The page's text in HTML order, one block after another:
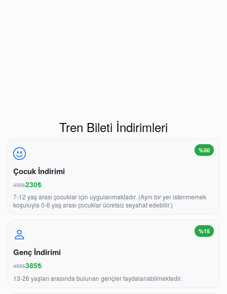
Tren Bileti İndirimleri
%50
Çocuk İndirimi
455₺230₺
7-12 yaş arası çocuklar için uygulanmaktadır. (Aynı bir yer istenmemek
koşuluyla 0-6 yaş arası çocuklar ücretsiz seyahat edebilir.)
%15
Genç İndirimi
455₺385₺
13-26 yaşları arasında bulunan gençler faydalanabilmektedir.